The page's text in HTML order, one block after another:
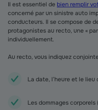
Il est essentiel de bien remplir
concerné par un sinistre auto
conducteurs. Il se compose de
protagonistes au recto, une «
individuellement.
Au recto, vous indiquez
La date, l’heure et le
Les dommages